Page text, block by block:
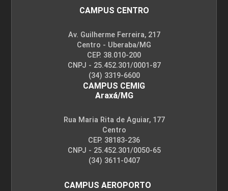
CAMPUS CENTRO
Av. Guilherme Ferreira, 217
Centro - Uberaba/MG
CEP. 38.010-200
CNPJ - 25.452.301/0001-87
(34) 3319-6600
CAMPUS CEMIG
Araxá/MG
Rua Maria Rita de Aguiar, 177
Centro
CEP. 38183-236
CNPJ - 25.452.301/0050-65
(34) 3611-0407
CAMPUS AEROPORTO